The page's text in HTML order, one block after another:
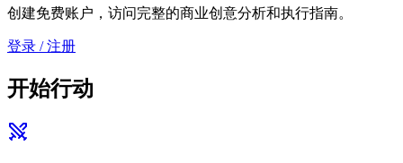
创建免费账户，访问完整的商业创意分析和执行指南。
登录 / 注册
开始行动